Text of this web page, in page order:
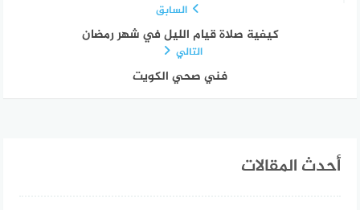
السابق
كيفية صلاة قيام الليل في شهر رمضان
التالي
فني صحي الكويت
أحدث المقالات